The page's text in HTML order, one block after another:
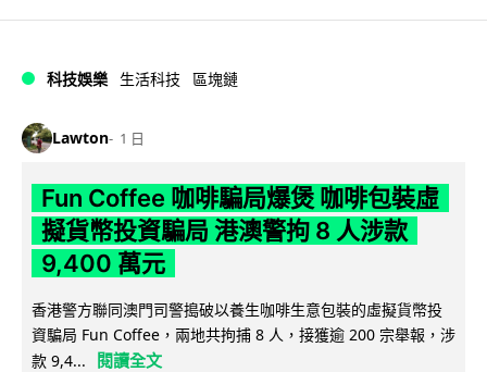
科技娛樂 生活科技 區塊鏈
Lawton 1 日
Fun Coffee 咖啡騙局爆煲 咖啡包裝虛
擬貨幣投資騙局 港澳警拘 8 人涉款
9,400 萬元
香港警方聯同澳門司警搗破以養生咖啡生意包裝的虛擬貨幣投
資騙局 Fun Coffee，兩地共拘捕 8 人，接獲逾 200 宗舉報，涉
款 9,4...
閱讀全文